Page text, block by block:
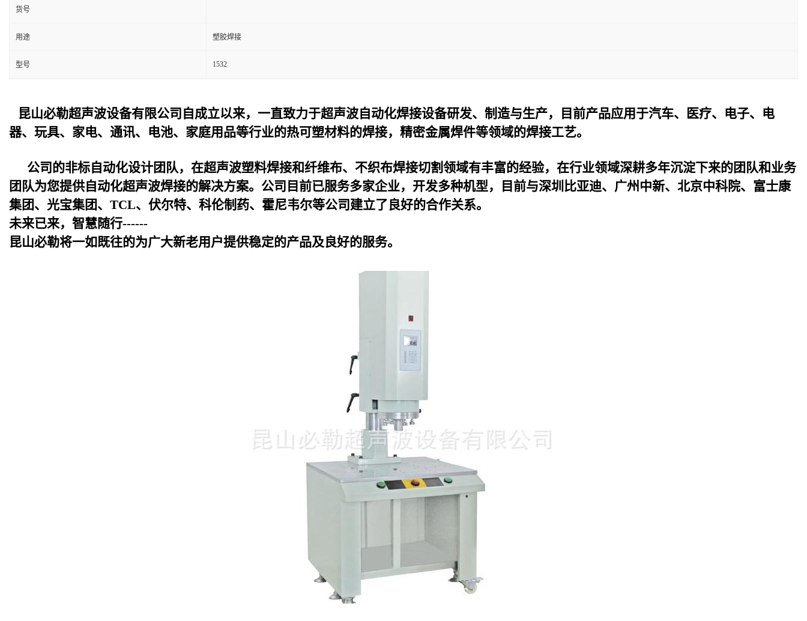
货号
用途 塑胶焊接
型号 1532
昆山必勒超声波设备有限公司自成立以来，一直致力于超声波自动化焊接设备研发、制造与生产，目前产品应用于汽车、医疗、电子、电
器、玩具、家电、通讯、电池、家庭用品等行业的热可塑材料的焊接，精密金属焊件等领域的焊接工艺。
公司的非标自动化设计团队，在超声波塑料焊接和纤维布、不织布焊接切割领域有丰富的经验，在行业领域深耕多年沉淀下来的团队和业务
团队为您提供自动化超声波焊接的解决方案。公司目前已服务多家企业，开发多种机型，目前与深圳比亚迪、广州中新、北京中科院、富士康
集团、光宝集团、TCL、伏尔特、科伦制药、霍尼韦尔等公司建立了良好的合作关系。
未来已来，智慧随行------
昆山必勒将一如既往的为广大新老用户提供稳定的产品及良好的服务。